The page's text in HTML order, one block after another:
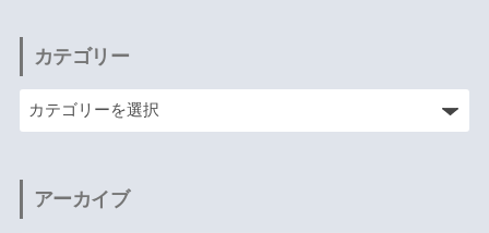
カテゴリー
アーカイブ